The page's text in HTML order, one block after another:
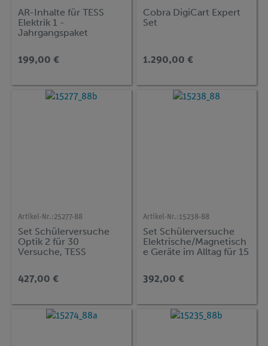
AR-Inhalte für TESS
Elektrik 1 -
Jahrgangspaket
199,00 €
Cobra DigiCart Expert
Set
1.290,00 €
Artikel-Nr.:25277-88
Set Schülerversuche
Optik 2 für 30
Versuche, TESS
427,00 €
Artikel-Nr.:15238-88
Set Schülerversuche
Elektrische/Magnetisch
e Geräte im Alltag für 15
Technik NT-EMG
392,00 €